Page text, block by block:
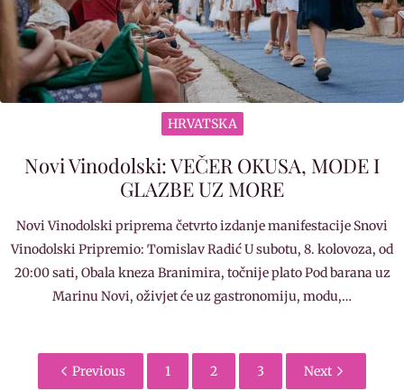
HRVATSKA
Novi Vinodolski: VEČER OKUSA, MODE I
GLAZBE UZ MORE
Novi Vinodolski priprema četvrto izdanje manifestacije Snovi
Vinodolski Pripremio: Tomislav Radić U subotu, 8. kolovoza, od
20:00 sati, Obala kneza Branimira, točnije plato Pod barana uz
Marinu Novi, oživjet će uz gastronomiju, modu,…
Previous 1 2 3 Next